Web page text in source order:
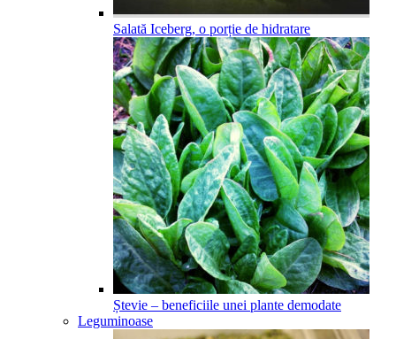
Salată Iceberg, o porție de hidratare
Ștevie – beneficiile unei plante demodate
Leguminoase